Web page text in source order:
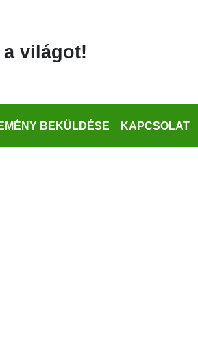
világot!
BEKÜLDÉSE KAPCSOLAT